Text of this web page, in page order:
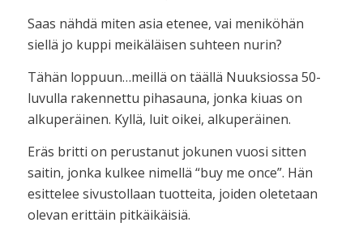
Saas nähdä miten asia etenee, vai meniköhän
siellä jo kuppi meikäläisen suhteen nurin?
Tähän loppuun…meillä on täällä Nuuksiossa 50-
luvulla rakennettu pihasauna, jonka kiuas on
alkuperäinen. Kyllä, luit oikei, alkuperäinen.
Eräs britti on perustanut jokunen vuosi sitten
saitin, jonka kulkee nimellä “buy me once”. Hän
esittelee sivustollaan tuotteita, joiden oletetaan
olevan erittäin pitkäikäisiä.